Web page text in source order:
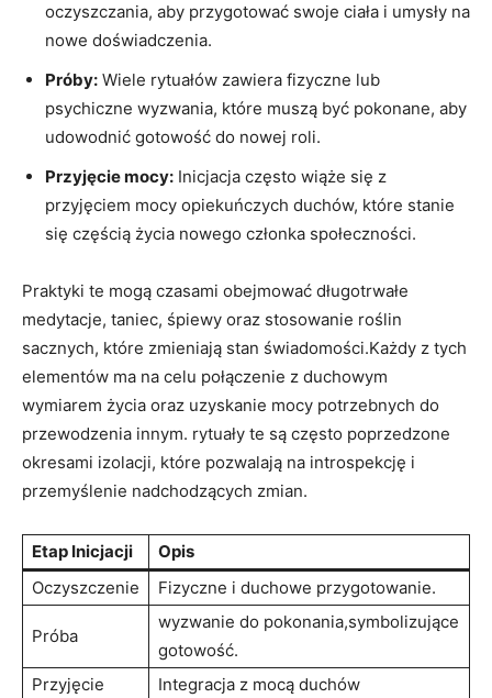
oczyszczania, aby przygotować swoje ciała i umysły na
nowe doświadczenia.
Próby: Wiele rytuałów zawiera fizyczne lub
psychiczne wyzwania, które muszą być pokonane, aby
udowodnić gotowość do nowej roli.
Przyjęcie mocy: Inicjacja często wiąże się z
przyjęciem mocy opiekuńczych duchów, które stanie
się częścią życia nowego członka społeczności.
Praktyki te mogą czasami obejmować długotrwałe
medytacje, taniec, śpiewy oraz stosowanie roślin
sacznych, które zmieniają stan świadomości.Każdy z tych
elementów ma na celu połączenie z duchowym
wymiarem życia oraz uzyskanie mocy potrzebnych do
przewodzenia innym. rytuały te są często poprzedzone
okresami izolacji, które pozwalają na introspekcję i
przemyślenie nadchodzących zmian.
Etap Inicjacji
Opis
Oczyszczenie
Fizyczne i duchowe przygotowanie.
Próba
wyzwanie do pokonania,symbolizujące
gotowość.
Przyjęcie
Integracja z mocą duchów